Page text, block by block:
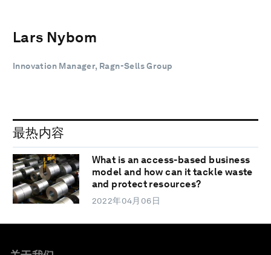
Lars Nybom
Innovation Manager, Ragn-Sells Group
最热内容
What is an access-based business
model and how can it tackle waste
and protect resources?
2022年04月06日